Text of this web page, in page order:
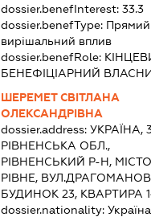
dossier.benefInterest:33.3
dossier.benefType: Прямий
вирішальний вплив
dossier.benefRole:
БЕНЕФІЦІАРНИЙ
ШЕРЕМЕТ СВІТЛАНА
ОЛЕКСАНДРІВНА
dossier.address:УКРАЇНА,
РІВНЕНСЬКА ОБЛ.,
РІВНЕНСЬКИЙ Р-Н, МІСТО
РІВНЕ,
БУДИНОК 23, КВАРТИРА
dossier.nationality:Україна